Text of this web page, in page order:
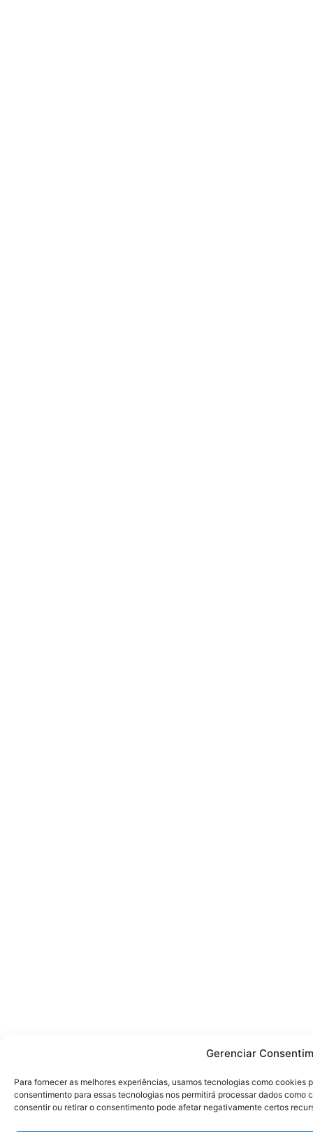
Gerenciar
Para fornecer as melhores experiências, usamos tecnologias como
consentimento para essas tecnologias nos permitirá processar dados
consentir ou retirar o consentimento pode afetar negativamente certos